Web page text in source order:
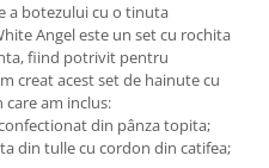
a botezului cu o tinuta
Angel este un set cu rochita
fiind potrivit pentru
creat acest set de hainute cu
am inclus:
din pânza topita;
din tulle cu cordon din catifea;